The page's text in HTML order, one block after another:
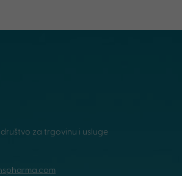
društvo za trgovinu i usluge